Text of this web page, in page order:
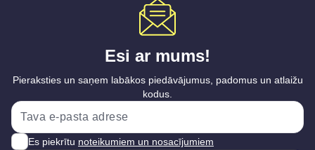
Esi ar mums!
Pieraksties un saņem labākos piedāvājumus, padomus un atlaižu
kodus.
Es piekrītu noteikumiem un nosacījumiem